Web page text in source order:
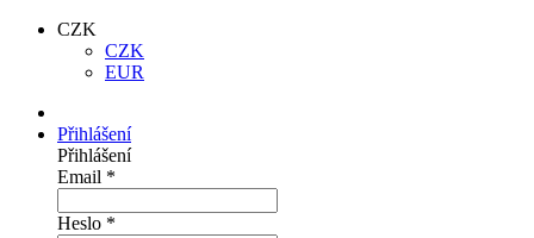
CZK
CZK
EUR
Přihlášení
Přihlášení
Email *
Heslo *